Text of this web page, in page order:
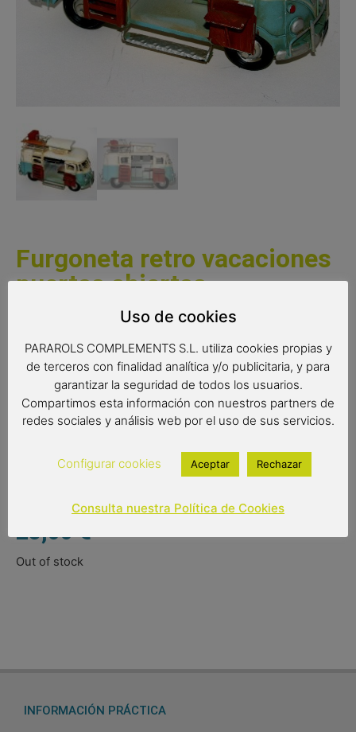
Furgoneta retro vacaciones
puertas abiertas
Furgoneta retro de metal equipada para las vacaciones.
Las puertas abiertas de la furgoneta nos permiten ver el
interior con el mobiliario adaptado. Un autentico lujo de
detalles tanto interiores como exteriores. No deje
escapar la oportunidad de adquirir este fantástico
artículo.
28,00€
Out of stock
INFORMACIÓN PRÁCTICA
Uso de cookies
PARAROLS COMPLEMENTS S.L. utiliza cookies propias y
de terceros con finalidad analítica y/o publicitaria, y para
garantizar la seguridad de todos los usuarios.
Compartimos esta información con nuestros partners de
redes sociales y análisis web por el uso de sus servicios.
Configurar cookies Aceptar Rechazar
Consulta nuestra Política de Cookies